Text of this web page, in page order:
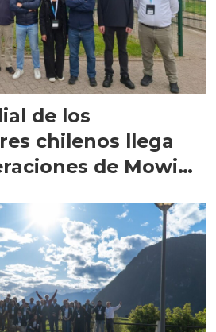
de los
chilenos llega
de Mowi